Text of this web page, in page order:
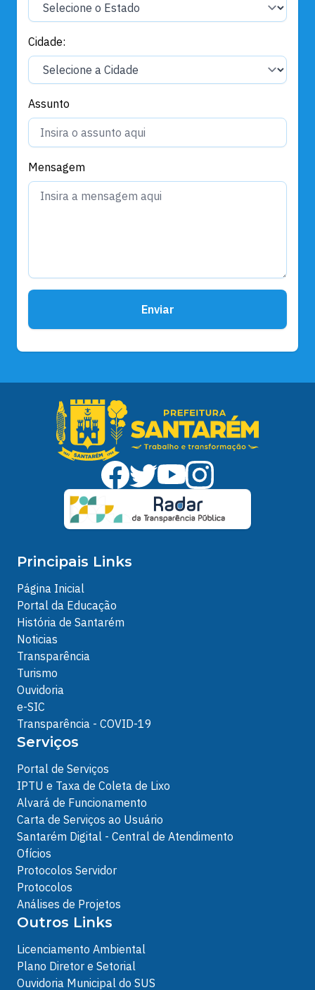
Cidade:
Assunto
Mensagem
Enviar
Principais Links
Página Inicial
Portal da Educação
História de Santarém
Noticias
Transparência
Turismo
Ouvidoria
e-SIC
Transparência - COVID-19
Serviços
Portal de Serviços
IPTU e Taxa de Coleta de Lixo
Alvará de Funcionamento
Carta de Serviços ao Usuário
Santarém Digital - Central de Atendimento
Ofícios
Protocolos Servidor
Protocolos
Análises de Projetos
Outros Links
Licenciamento Ambiental
Plano Diretor e Setorial
Ouvidoria Municipal do SUS